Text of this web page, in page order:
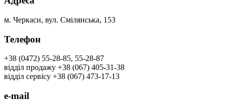
м. Черкаси, вул. Смілянська, 153
Телефон
+38 (0472) 55-28-85, 55-28-87
відділ продажу +38 (067) 405-31-38
відділ сервісу +38 (067) 473-17-13
e-mail